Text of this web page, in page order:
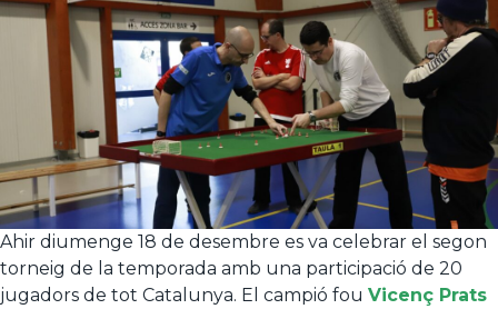
Ahir diumenge 18 de desembre es va celebrar el segon
torneig de la temporada amb una participació de 20
jugadors de tot Catalunya. El campió fou Vicenç Prats